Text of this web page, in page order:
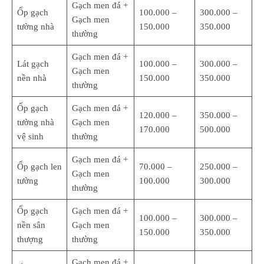
Ốp gạch
tường nhà
Gạch men đá +
Gạch men
thường
100.000 –
150.000
300.000 –
350.000
Lát gạch
nền nhà
Gạch men đá +
Gạch men
thường
100.000 –
150.000
300.000 –
350.000
Ốp gạch
tường nhà
vệ sinh
Gạch men đá +
Gạch men
thường
120.000 –
170.000
350.000 –
500.000
Ốp gạch len
tường
Gạch men đá +
Gạch men
thường
70.000 –
100.000
250.000 –
300.000
Ốp gạch
nền sân
thượng
Gạch men đá +
Gạch men
thường
100.000 –
150.000
300.000 –
350.000